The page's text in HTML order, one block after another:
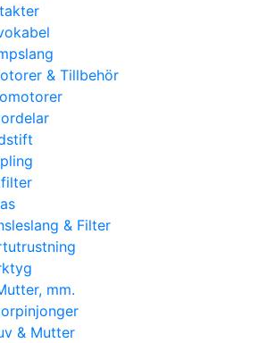
& Tillbehör
& Filter
mm.
& Mutter